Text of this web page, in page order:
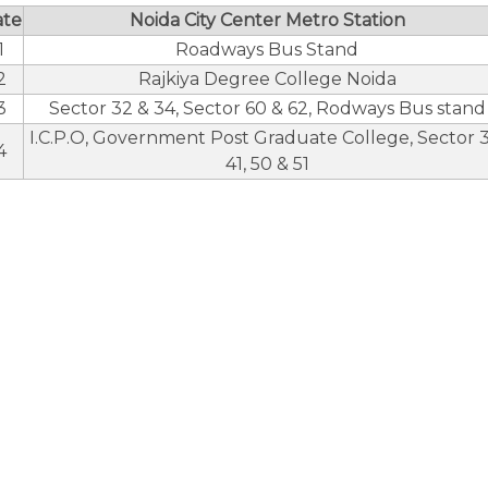
Noida City Center Metro Station
Roadways Bus Stand
Rajkiya Degree College Noida
Sector 32 & 34, Sector 60 & 62, Rodways Bus stand
I.C.P.O, Government Post Graduate College, Sector
41, 50 & 51